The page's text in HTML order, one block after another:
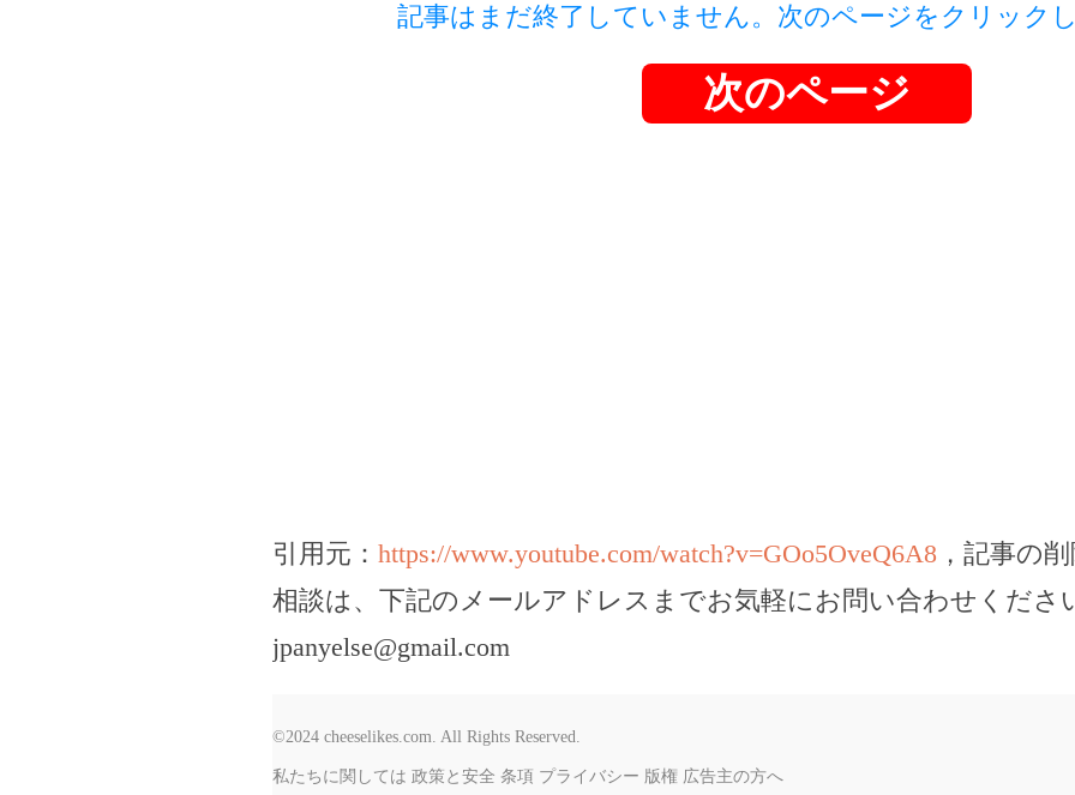
記事はまだ終了していません。次のページをクリック
次のページ
引用元： https://www.youtube.com/watch?v=GOo5OveQ6A8 ，記事の
相談は、下記のメールアドレスまでお気軽にお問い合わせくださ
jpanyelse@gmail.com
©2024 cheeselikes.com. All Rights Reserved.
私たちに関しては 政策と安全 条項 プライバシー 版権 広告主の方へ